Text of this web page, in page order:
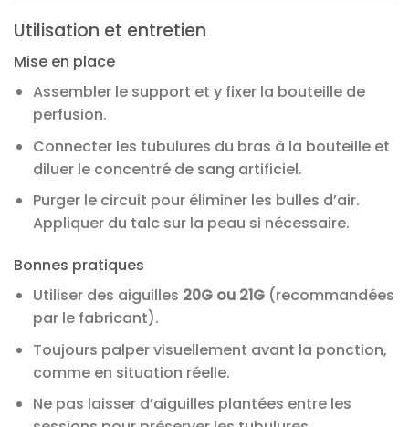
Utilisation et entretien
Mise en place
Assembler le support et y fixer la bouteille de
perfusion.
Connecter les tubulures du bras à la bouteille et
diluer le concentré de sang artificiel.
Purger le circuit pour éliminer les bulles d’air.
Appliquer du talc sur la peau si nécessaire.
Bonnes pratiques
Utiliser des aiguilles 20G ou 21G(recommandées
par le fabricant).
Toujours palper visuellement avant la ponction,
comme en situation réelle.
Ne pas laisser d’aiguilles plantées entre les